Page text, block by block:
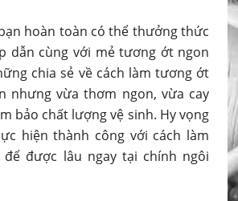
hoàn toàn có thể thưởng thức
dẫn cùng với mẻ tương ớt ngon
chia sẻ về cách làm tương ớt
nhưng vừa thơm ngon, vừa cay
bảo chất lượng vệ sinh. Hy vọng
hiện thành công với cách làm
được lâu ngay tại chính ngôi